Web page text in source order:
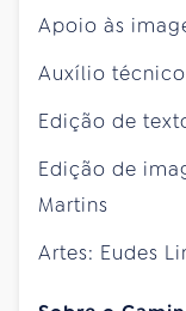
Apoio às
Auxílio
Edição de
Edição de
Martins
Artes: Eudes